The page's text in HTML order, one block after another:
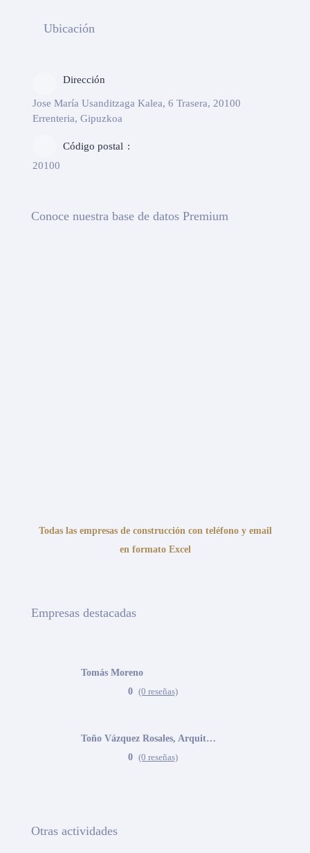
Ubicación
Dirección
Jose María Usanditzaga Kalea, 6 Trasera, 20100
Errenteria, Gipuzkoa
Código postal
20100
Conoce nuestra base de datos Premium
Todas las empresas de construcción con teléfono y email
en formato Excel
Empresas destacadas
Tomás Moreno
0 (0 reseñas)
Toño Vázquez Rosales, Arquitecto
0 (0 reseñas)
Otras actividades